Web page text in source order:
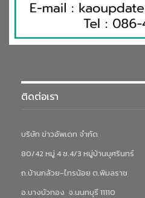
ติดต่อเรา
บริษัท ข่าวอัพเดท จำกัด
80/42 หมู่ 4 ซ.4/3 หมู่บ้านบุศรินทร์
ถ.บ้านกล้วย-ไทรน้อย ต.พิมลราช
อ.บางบัวทอง จ.นนทบุรี 11110